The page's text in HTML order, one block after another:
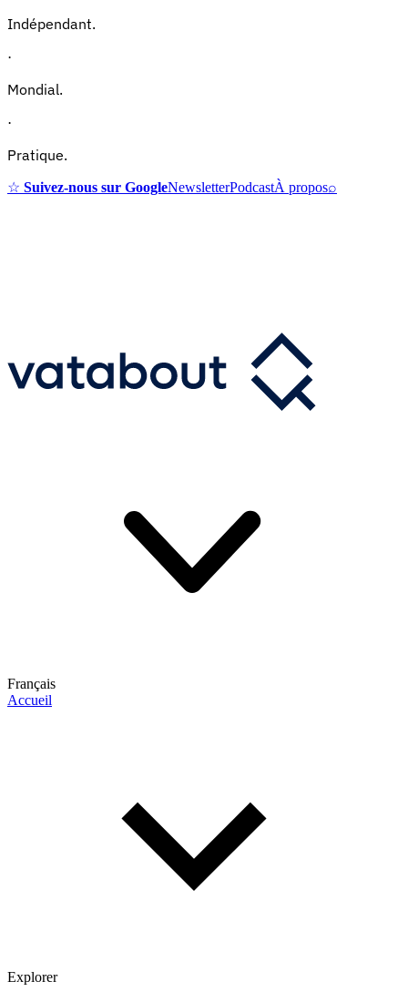
Indépendant.
·
Mondial.
·
Pratique.
☆ Suivez-nous sur GoogleNewsletterPodcastÀ propos⌕
Français
Accueil
Explorer